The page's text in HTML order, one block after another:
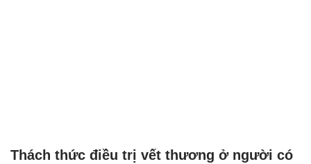
Thách thức điều trị vết thương ở người có